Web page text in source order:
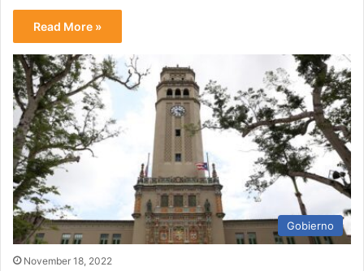
Read More »
Gobierno
November 18, 2022